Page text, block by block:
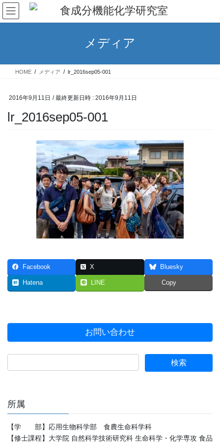
コ
ン
テ
ス
ナ
ビ
ゲ
ン
メディア
HOME メディア lr_2016sep05-001
2016年9月11日 / 最終更新日時 : 2016年9月11日
lr_2016sep05-001
Facebook X Bluesky
Hatena LINE Copy
お問い合わせ
所属
【学 部】応用生物科学部 食農生命科学科
【修士課程】大学院 自然科学技術研究科 生命科学・化学専攻 食品